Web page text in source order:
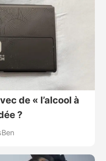
de « l’alcool à
?